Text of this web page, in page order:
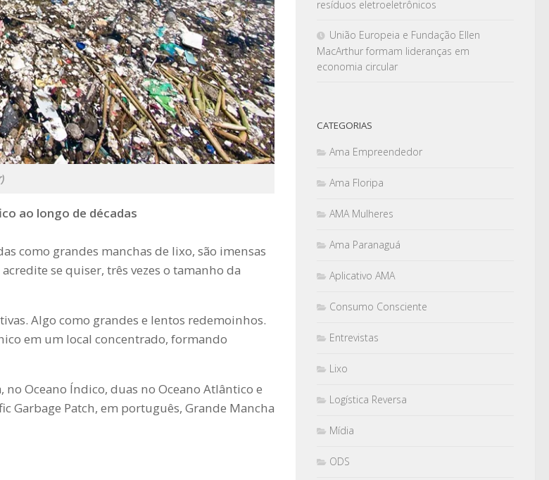
ao longo de décadas
como grandes manchas de lixo, são imensas
se quiser, três vezes o tamanho da
Algo como grandes e lentos redemoinhos.
em um local concentrado, formando
Oceano Índico, duas no Oceano Atlântico e
Garbage Patch, em português, Grande Mancha
resíduos eletroeletrônicos
União Europeia e Fundação Ellen
MacArthur formam lideranças em
economia circular
CATEGORIAS
Ama Empreendedor
Ama Floripa
AMA Mulheres
Ama Paranaguá
Aplicativo AMA
Consumo Consciente
Entrevistas
Lixo
Logística Reversa
Mídia
ODS